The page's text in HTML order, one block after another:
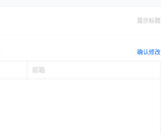
提示标题
确认修改